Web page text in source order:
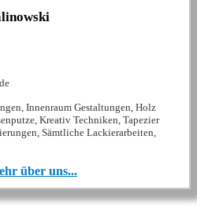
Innenraum Gestaltungen, Holz
Kreativ Techniken, Tapezier
Sämtliche Lackierarbeiten,
über uns...